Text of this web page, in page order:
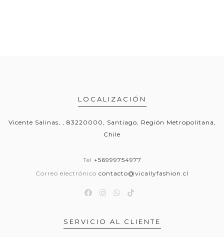
LOCALIZACIÓN
Vicente Salinas, , 83220000, Santiago, Región Metropolitana,
Chile
Tel +56999754977
Correo electrónico contacto@vicallyfashion.cl
SERVICIO AL CLIENTE